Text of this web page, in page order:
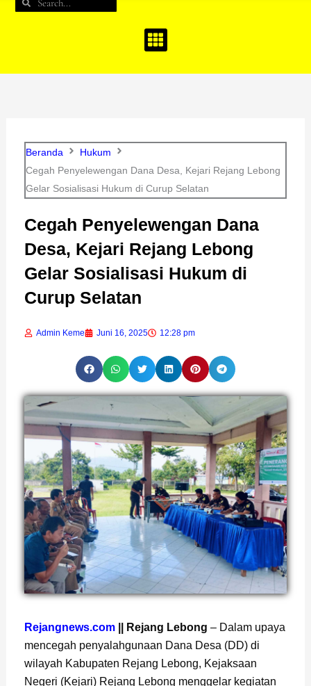
Beranda
Hukum
Cegah Penyelewengan Dana Desa, Kejari Rejang Lebong
Gelar Sosialisasi Hukum di Curup Selatan
Cegah Penyelewengan Dana
Desa, Kejari Rejang Lebong
Gelar Sosialisasi Hukum di
Curup Selatan
Admin Keme Juni 16, 2025 12:28 pm
Rejangnews.com|| Rejang Lebong – Dalam upaya
mencegah penyalahgunaan Dana Desa (DD) di
wilayah Kabupaten Rejang Lebong, Kejaksaan
Negeri (Kejari) Rejang Lebong menggelar kegiatan
Page
, Page